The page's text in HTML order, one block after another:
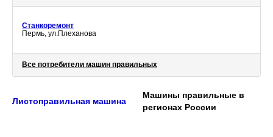
Станкоремонт
Пермь, ул.Плеханова
Все потребители машин правильных
Листоправильная машина
Машины правильные в
регионах России